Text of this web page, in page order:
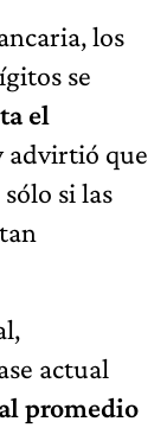
los
se
el
advirtió que
si las
actual
promedio